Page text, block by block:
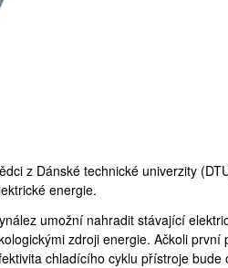
z Dánské technické univerzity (
energie.
umožní nahradit stávající
zdroji energie. Ačkoli
chladícího cyklu přístroje